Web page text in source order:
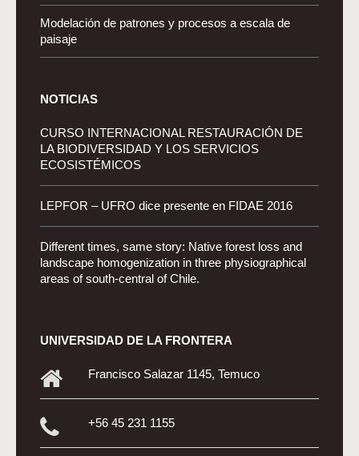
Modelación de patrones y procesos a escala de
paisaje
NOTICIAS
CURSO INTERNACIONAL RESTAURACIÓN DE
LA BIODIVERSIDAD Y LOS SERVICIOS
ECOSISTÉMICOS
LEPFOR – UFRO dice presente en FIDAE 2016
Different times, same story: Native forest loss and
landscape homogenization in three physiographical
areas of south-central of Chile.
UNIVERSIDAD DE LA FRONTERA
Francisco Salazar 1145, Temuco
+56 45 231 1155